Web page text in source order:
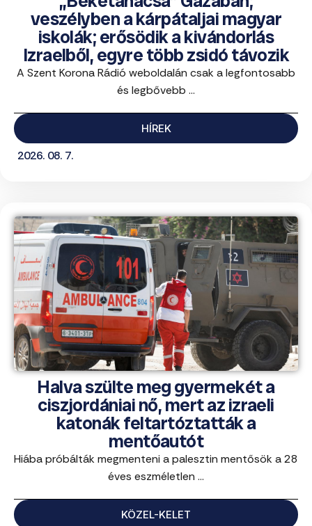
veszélyben a kárpátaljai magyar
iskolák; erősödik a kivándorlás
Izraelből, egyre több zsidó távozik
A Szent Korona Rádió weboldalán csak a legfontosabb
és legbővebb ...
HÍREK
2026. 08. 7.
Halva szülte meg gyermekét a
ciszjordániai nő, mert az izraeli
katonák feltartóztatták a
mentőautót
Hiába próbálták megmenteni a palesztin mentősök a 28
éves eszméletlen ...
KÖZEL-KELET